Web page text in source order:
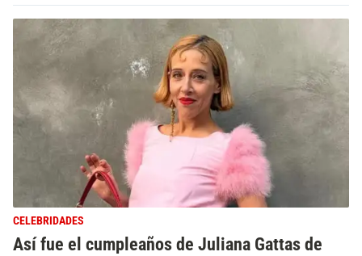
CELEBRIDADES
Así fue el cumpleaños de Juliana Gattas de